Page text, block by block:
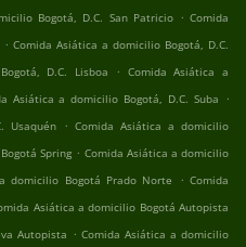
Bogotá, D.C. San Patricio . Comida
. Comida Asiática a domicilio Bogotá, D.C.
D.C. Lisboa . Comida Asiática a
Asiática a domicilio Bogotá, D.C. Suba .
Usaquén . Comida Asiática a domicilio
Spring . Comida Asiática a domicilio
domicilio Bogotá Prado Norte . Comida
Asiática a domicilio Bogotá Autopista
Autopista . Comida Asiática a domicilio